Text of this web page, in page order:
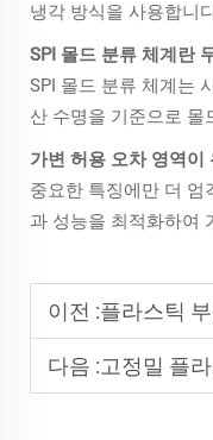
냉각 방식을 사용합니
SPI 몰드 분류 체계란
SPI 몰드 분류 체계는
산 수명을 기준으로 몰
가변 허용 오차 영역이
중요한 특징에만 더 엄
과 성능을 최적화하여
이전 :플라스틱 부
다음 :고정밀 플라스